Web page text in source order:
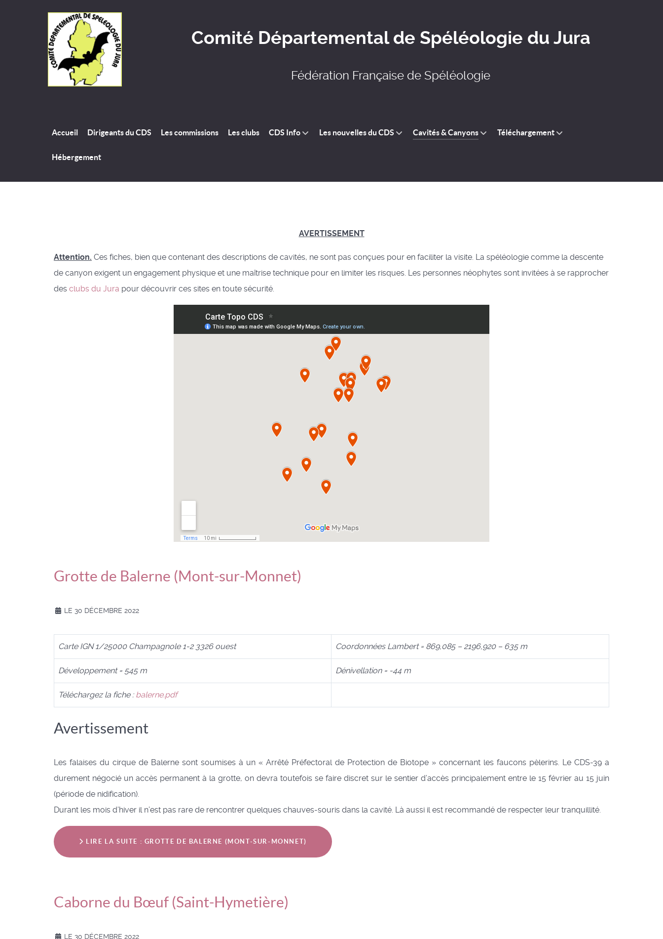
Comité Départemental de Spéléologie du Jura
Fédération Française de Spéléologie
Accueil Dirigeants du CDS Les commissions Les clubs CDS Info Les nouvelles du CDS Cavités & Canyons Téléchargement
Hébergement
AVERTISSEMENT
Attention. Ces fiches, bien que contenant des descriptions de cavités, ne sont pas conçues pour en faciliter la visite. La spéléologie comme la descente
de canyon exigent un engagement physique et une maîtrise technique pour en limiter les risques. Les personnes néophytes sont invitées à se rapprocher
des clubs du Jura pour découvrir ces sites en toute sécurité.
Grotte de Balerne (Mont-sur-Monnet)
LE 30 DÉCEMBRE 2022
Carte IGN 1/25000 Champagnole 1-2 3326 ouest Coordonnées Lambert = 869,085 – 2196,920 – 635 m
Développement = 545 m Dénivellation = -44 m
Téléchargez la fiche : balerne.pdf
Avertissement
Les falaises du cirque de Balerne sont soumises à un « Arrêté Préfectoral de Protection de Biotope » concernant les faucons pèlerins. Le CDS-39 a
durement négocié un accès permanent à la grotte, on devra toutefois se faire discret sur le sentier d’accès principalement entre le 15 février au 15 juin
(période de nidification).
Durant les mois d’hiver il n’est pas rare de rencontrer quelques chauves-souris dans la cavité. Là aussi il est recommandé de respecter leur tranquillité.
LIRE LA SUITE : GROTTE DE BALERNE (MONT-SUR-MONNET)
Caborne du Bœuf (Saint-Hymetière)
LE 30 DÉCEMBRE 2022